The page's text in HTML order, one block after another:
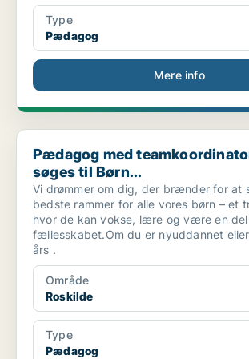
Type
Pædagog
Mere info
Pædagog med teamkoordinatorfunktion
Pædagog med
søges til Børn...
Vi drømmer om dig, der brænder for at
bedste rammer for alle vores børn – et
hvor de kan vokse, lære og være en
fællesskabet.Om du er nyuddannet
års .
Område
Roskilde
Type
Pædagog